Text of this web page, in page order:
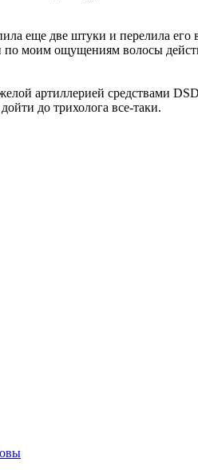
еще две штуки и перелила
моим ощущениям волосы
артиллерией средствами
до трихолога все-таки.